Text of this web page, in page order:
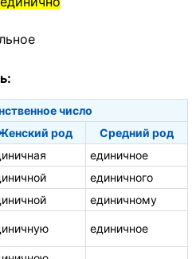
число
род
Средний род
единичное
единичного
единичному
единичное